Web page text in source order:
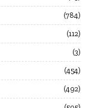
784
112
3
454
492